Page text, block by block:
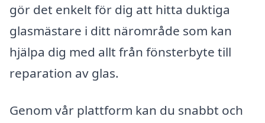
gör det enkelt för dig att hitta duktiga
glasmästare i ditt närområde som kan
hjälpa dig med allt från fönsterbyte till
reparation av glas.
Genom vår plattform kan du snabbt och